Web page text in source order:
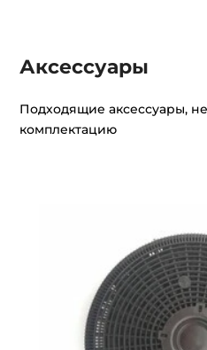
Аксессуары
Подходящие аксессуары,
комплектацию